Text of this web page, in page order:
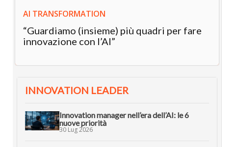
AI TRANSFORMATION
“Guardiamo (insieme) più quadri per fare
innovazione con l’AI”
INNOVATION LEADER
Innovation manager nell’era dell’AI: le 6
nuove priorità
30 Lug 2026